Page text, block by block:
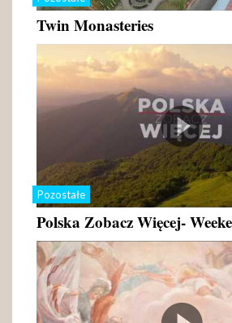
Twin Monasteries
Pozostałe
Polska Zobacz Więcej-